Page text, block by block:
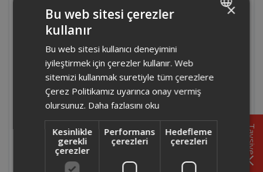
Makinesi Su ısıtıcısı nasıl temizlenmelidir?
AR3158 - Arzum Neosteel Inox Çay
Makinesi Cihazın hangi parçaları elde
yıkanabilir?
AR3158 - Arzum Neosteel Inox Çay
Makinesi Cihaz hangi ortamlarda
kullanılmamalıdır?
AR3158 - Arzum Neosteel Inox Çay
Tavsiye
×
Bu web sitesi çerezler
kullanır
Bu web sitesi kullanıcı deneyimini
iyileştirmek için çerezler kullanır. Web
sitemizi kullanmak suretiyle tüm çerezlere
Çerez Politikamız uyarınca onay vermiş
olursunuz. Daha fazlasını oku
Kesinlikle
gerekli
çerezler
Performans
çerezleri
Hedefleme
çerezleri